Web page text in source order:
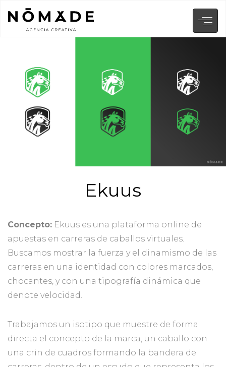
Ekuus
Concepto: Ekuus es una plataforma online de
apuestas en carreras de caballos virtuales.
Buscamos mostrar la fuerza y el dinamismo de las
carreras en una identidad con colores marcados,
chocantes, y con una tipografía dinámica que
denote velocidad.
Trabajamos un isotipo que muestre de forma
directa el concepto de la marca, un caballo con
una crin de cuadros formando la bandera de